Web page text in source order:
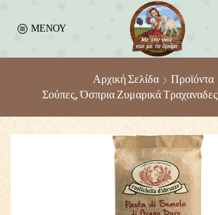
ΜΕΝΟΥ
Αρχική Σελίδα
Προϊόντα
Σούπες, Όσπρια Ζυμαρικά Τραχαναδες